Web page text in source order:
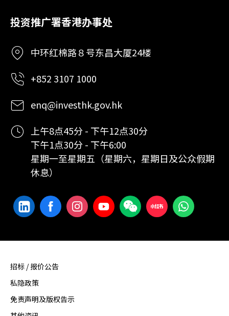
投资推广署香港办事处
中环红棉路８号东昌大厦24楼
+852 3107 1000
enq@investhk.gov.hk
上午8点45分 - 下午12点30分
下午1点30分 - 下午6:00
星期一至星期五（星期六，星期日及公众假期
休息）
招标 / 报价公告
私隐政策
免责声明及版权告示